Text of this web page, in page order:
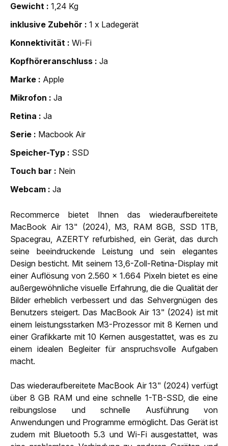
Gewicht
1,24 Kg
inklusive Zubehör
1 x Ladegerät
Konnektivität
Wi-Fi
Kopfhöreranschluss
Ja
Marke
Apple
Mikrofon
Ja
Retina
Ja
Serie
Macbook Air
Speicher-Typ
SSD
Touch bar
Nein
Webcam
Ja
Recommerce bietet Ihnen das wiederaufbereitete
MacBook Air 13" (2024), M3, RAM 8GB, SSD 1TB,
Spacegrau, AZERTY refurbished, ein Gerät, das durch
seine beeindruckende Leistung und sein elegantes
Design besticht. Mit seinem 13,6-Zoll-Retina-Display mit
einer Auflösung von 2.560 x 1.664 Pixeln bietet es eine
außergewöhnliche visuelle Erfahrung, die die Qualität der
Bilder erheblich verbessert und das Sehvergnügen des
Benutzers steigert. Das MacBook Air 13" (2024) ist mit
einem leistungsstarken M3-Prozessor mit 8 Kernen und
einer Grafikkarte mit 10 Kernen ausgestattet, was es zu
einem idealen Begleiter für anspruchsvolle Aufgaben
macht.
Das wiederaufbereitete MacBook Air 13" (2024) verfügt
über 8 GB RAM und eine schnelle 1-TB-SSD, die eine
reibungslose und schnelle Ausführung von
Anwendungen und Programme ermöglicht. Das Gerät ist
zudem mit Bluetooth 5.3 und Wi-Fi ausgestattet, was